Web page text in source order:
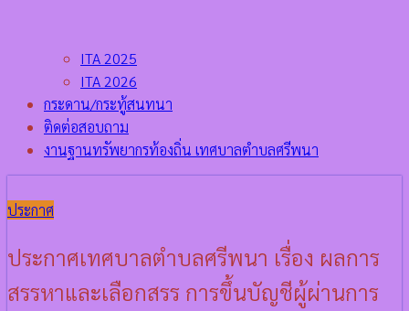
ITA 2025
ITA 2026
กระดาน/กระทู้สนทนา
ติดต่อสอบถาม
งานฐานทรัพยากรท้องถิ่น เทศบาลตำบลศรีพนา
ประกาศ
ประกาศเทศบาลตำบลศรีพนา เรื่อง ผลการ
สรรหาและเลือกสรร การขึ้นบัญชีผู้ผ่านการ